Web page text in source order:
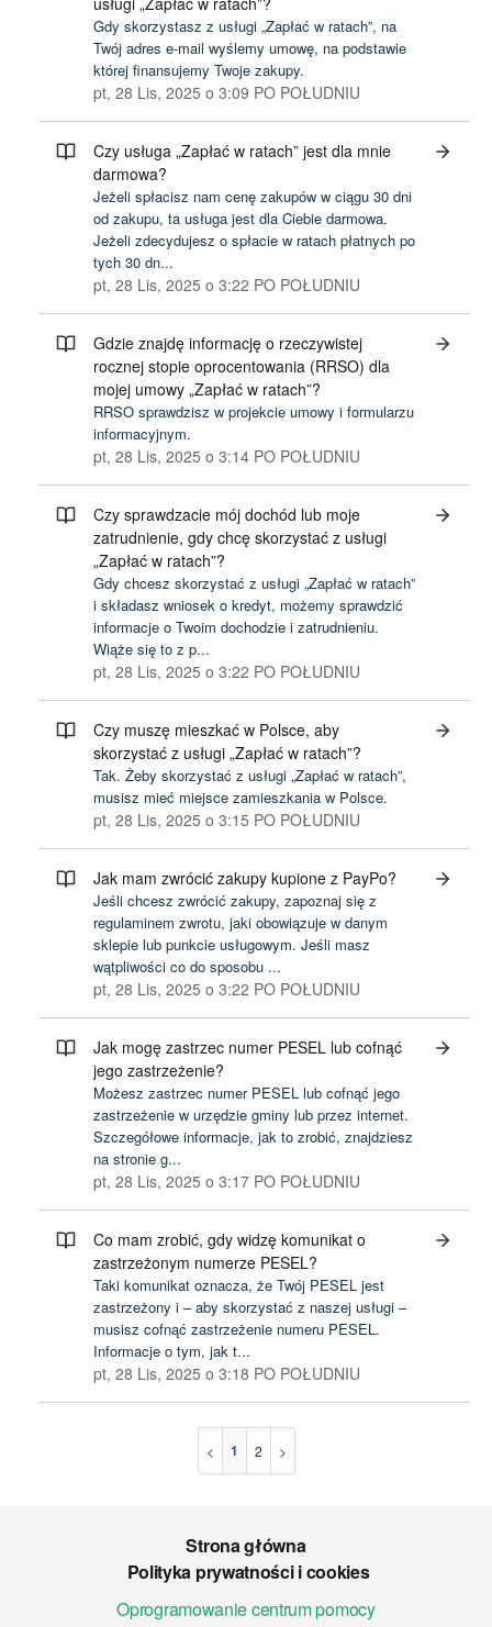
Gdy skorzystasz z usługi „Zapłać w ratach”, na
Twój adres e-mail wyślemy umowę, na podstawie
której finansujemy Twoje zakupy.
pt, 28 Lis, 2025 o 3:09 PO POŁUDNIU
Czy usługa „Zapłać w ratach” jest dla mnie
darmowa?
Jeżeli spłacisz nam cenę zakupów w ciągu 30 dni
od zakupu, ta usługa jest dla Ciebie darmowa.
Jeżeli zdecydujesz o spłacie w ratach płatnych po
tych 30 dn...
pt, 28 Lis, 2025 o 3:22 PO POŁUDNIU
Gdzie znajdę informację o rzeczywistej
rocznej stopie oprocentowania (RRSO) dla
mojej umowy „Zapłać w ratach”?
RRSO sprawdzisz w projekcie umowy i formularzu
informacyjnym.
pt, 28 Lis, 2025 o 3:14 PO POŁUDNIU
Czy sprawdzacie mój dochód lub moje
zatrudnienie, gdy chcę skorzystać z usługi
„Zapłać w ratach”?
Gdy chcesz skorzystać z usługi „Zapłać w ratach”
i składasz wniosek o kredyt, możemy sprawdzić
informacje o Twoim dochodzie i zatrudnieniu.
Wiąże się to z p...
pt, 28 Lis, 2025 o 3:22 PO POŁUDNIU
Czy muszę mieszkać w Polsce, aby
skorzystać z usługi „Zapłać w ratach”?
Tak. Żeby skorzystać z usługi „Zapłać w ratach”,
musisz mieć miejsce zamieszkania w Polsce.
pt, 28 Lis, 2025 o 3:15 PO POŁUDNIU
Jak mam zwrócić zakupy kupione z PayPo?
Jeśli chcesz zwrócić zakupy, zapoznaj się z
regulaminem zwrotu, jaki obowiązuje w danym
sklepie lub punkcie usługowym. Jeśli masz
wątpliwości co do sposobu ...
pt, 28 Lis, 2025 o 3:22 PO POŁUDNIU
Jak mogę zastrzec numer PESEL lub cofnąć
jego zastrzeżenie?
Możesz zastrzec numer PESEL lub cofnąć jego
zastrzeżenie w urzędzie gminy lub przez internet.
Szczegółowe informacje, jak to zrobić, znajdziesz
na stronie g...
pt, 28 Lis, 2025 o 3:17 PO POŁUDNIU
Co mam zrobić, gdy widzę komunikat o
zastrzeżonym numerze PESEL?
Taki komunikat oznacza, że Twój PESEL jest
zastrzeżony i – aby skorzystać z naszej usługi –
musisz cofnąć zastrzeżenie numeru PESEL.
Informacje o tym, jak t...
pt, 28 Lis, 2025 o 3:18 PO POŁUDNIU
1 2
Strona główna
Polityka prywatności i cookies
Oprogramowanie centrum pomocy